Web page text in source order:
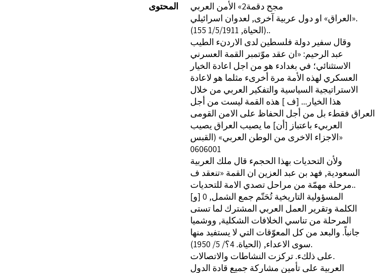
المحتوى
مجح دقمة2» الأمن العربي
العراق» او دول عربية آخرى, لعدوان اسرائيلي».
(الحياة, 1/5/1911 155)..
وقال سفير دولة فلسطين لدى الاردنء الطيب
عبد الرحيم: «ان عقد موّتمبر القمة العسرني
الاستثنائي؛ في بغدادء هو من اجل اعادة الخيار
العسكري لهذه الأمة مرة أخرىء مثلما هو لاعادة
الاستراتيجية السياسية والتفكير العربي من خلال
هذا الخيار... [ف ] هذه القمة ليست من أجل
العراق فقطء بل من أجل الحفاظ على الامن القومى
العربيء باعتباز [أن] ما يصيب العراق يصيب
الاجزاء الاخرى من الوطن العربي» (القبس»
0606001
ولأن التحديات بهذا الحجمء قال ملك العربية
السعودية, فهد بن عبد العزين ان القمة «تنعقد ف
مرحلة مهمّة من مراحل تصدي الامة للتحديات..
[و] المسؤولية التاريخية تُحَتّم جمع الشمل, 0
الكلمة وتقرير العمل العربي المشترك لما تستى
المرحلة من تناسي الخلافات الشكلية, ووشميا
جانباً. والبعد من كل المعوّقات التي لا يستفيد منها
سوى الاعداء, (الحياة. 4؟/ 5/ 1950).
على ذلكء. تركزت النشاطات والاتصالات.
العربية على تأمين مشاركة جميع قادة الدول